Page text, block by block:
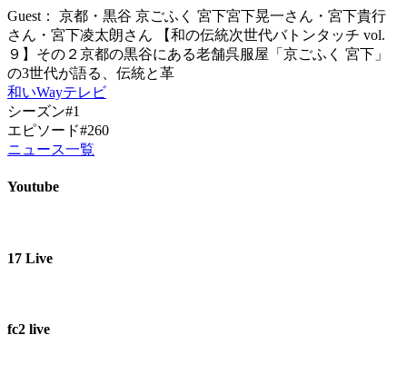
Guest： 京都・黒谷 京ごふく 宮下宮下晃一さん・宮下貴行
さん・宮下凌太朗さん 【和の伝統次世代バトンタッチ vol.
９】その２京都の黒谷にある老舗呉服屋「京ごふく 宮下」
の3世代が語る、伝統と革
和いWayテレビ
シーズン#1
エピソード#260
ニュース一覧
Youtube
17 Live
fc2 live